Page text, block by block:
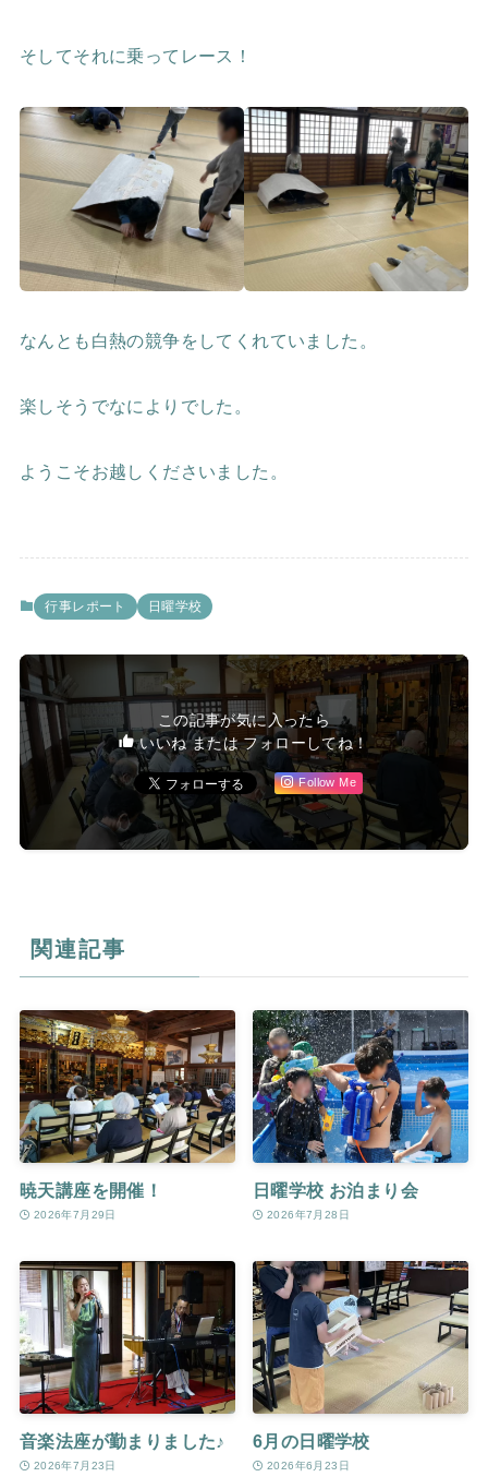
そしてそれに乗ってレース！
なんとも白熱の競争をしてくれていました。
楽しそうでなによりでした。
ようこそお越しくださいました。
行事レポート 日曜学校
この記事が気に入ったら
いいね または フォローしてね！
Follow Me
関連記事
暁天講座を開催！
2026年7月29日
日曜学校 お泊まり会
2026年7月28日
音楽法座が勤まりました♪
2026年7月23日
6月の日曜学校
2026年6月23日